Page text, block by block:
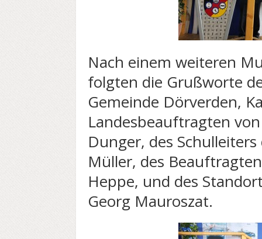
Nach einem weiteren
folgten die Grußworte
Gemeinde Dörverden,
Landesbeauftragten
Dunger, des
Müller, des
Heppe, und des
Georg Mauroszat.